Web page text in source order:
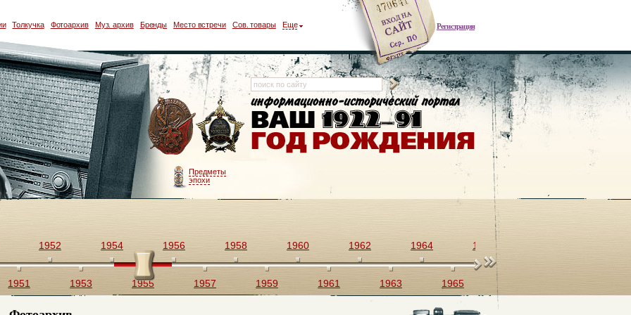
Регистрация
Толкучка Фотоархив Муз. архив Бренды Место встречи Сов. товары Еще
Предметы
эпохи
1951
1952
1953
1954
1955
1956
1957
1958
1959
1960
1961
1962
1963
1964
1965
1966